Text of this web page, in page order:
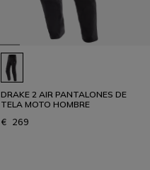
DRAKE 2 AIR PANTALONES DE
TELA MOTO HOMBRE
€ 269